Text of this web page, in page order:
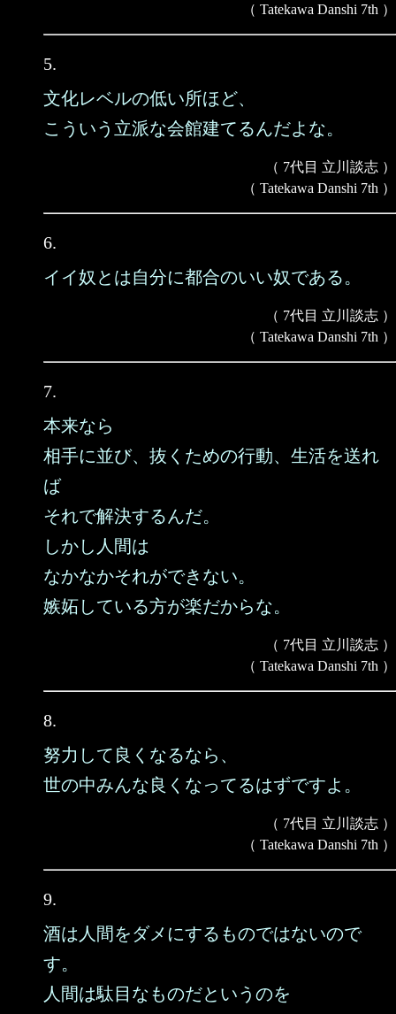
（ Tatekawa Danshi 7th ）
5.
文化レベルの低い所ほど、
こういう立派な会館建てるんだよな。
（ 7代目 立川談志 ）
（ Tatekawa Danshi 7th ）
6.
イイ奴とは自分に都合のいい奴である。
（ 7代目 立川談志 ）
（ Tatekawa Danshi 7th ）
7.
本来なら
相手に並び、抜くための行動、生活を送れ
ば
それで解決するんだ。
しかし人間は
なかなかそれができない。
嫉妬している方が楽だからな。
（ 7代目 立川談志 ）
（ Tatekawa Danshi 7th ）
8.
努力して良くなるなら、
世の中みんな良くなってるはずですよ。
（ 7代目 立川談志 ）
（ Tatekawa Danshi 7th ）
9.
酒は人間をダメにするものではないので
す。
人間は駄目なものだというのを